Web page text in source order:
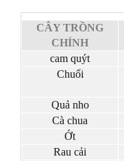
CÂY TRỒNG
CHÍNH
cam quýt
Chuối
Quả nho
Cà chua
Ớt
Rau cải